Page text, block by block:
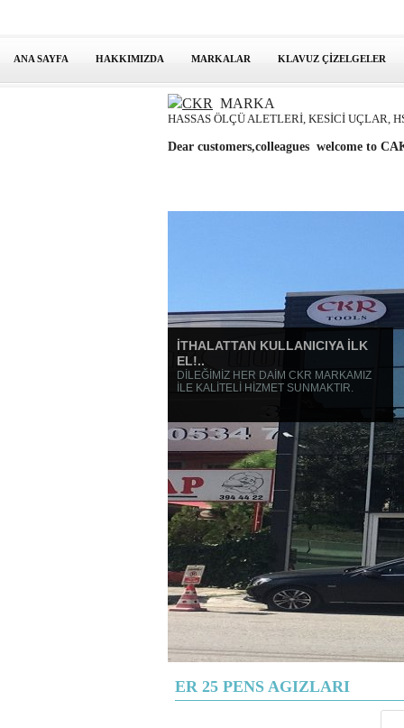
ANA SAYFA HAKKIMIZDA MARKALAR KLAVUZ ÇİZELGELER
CKR MARKA
HASSAS ÖLÇÜ ALETLERİ, KESİCİ UÇLAR,
Dear customers,colleagues welcome to
İTHALATTAN KULLANICIYA İLK
EL!..
DİLEĞİMİZ HER DAİM CKR MARKAMIZ
İLE KALİTELİ HİZMET SUNMAKTIR.
ER 25 PENS AGIZLARI